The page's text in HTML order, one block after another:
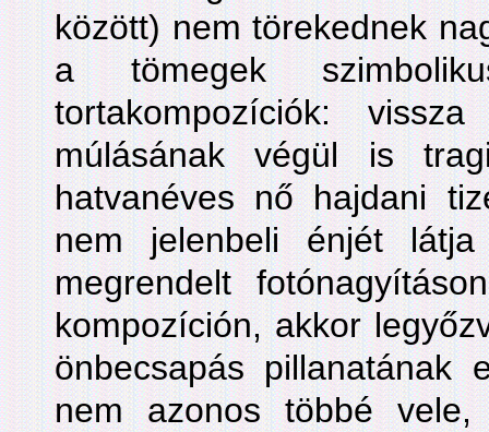
között) nem törekednek
a tömegek
tortakompozíciók:
múlásának végül is
hatvanéves nő hajdani
nem jelenbeli énjét
megrendelt
kompozíción, akkor
önbecsapás pillanatának
nem azonos többé